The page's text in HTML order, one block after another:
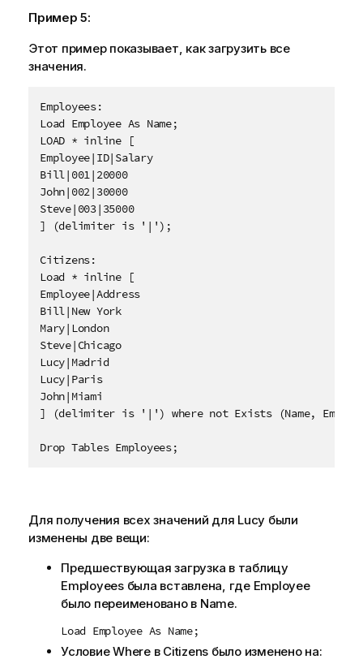
Пример 5:
Этот пример показывает, как загрузить все
значения.
Employees:
Load Employee As Name;
LOAD * inline [
Employee|ID|Salary
Bill|001|20000
John|002|30000
Steve|003|35000
] (delimiter is '|');
Citizens:
Load * inline [
Employee|Address
Bill|New York
Mary|London
Steve|Chicago
Lucy|Madrid
Lucy|Paris
John|Miami
] (delimiter is '|') where not Exists (Name,
Drop Tables Employees;
Для получения всех значений для Lucy были
изменены две вещи:
Предшествующая загрузка в таблицу
Employeesбыла вставлена, где Employee
было переименовано в Name.
Load Employee As Name;
Условие Where в Citizens было изменено на: